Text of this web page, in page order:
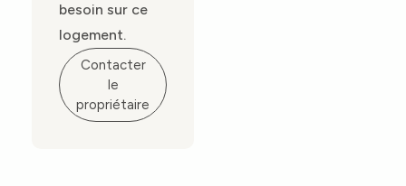
besoin sur ce
logement.
Contacter
le
propriétaire